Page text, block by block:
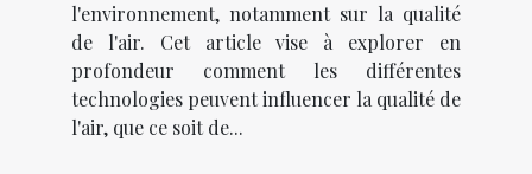
l'environnement, notamment sur la qualité
de l'air. Cet article vise à explorer en
profondeur comment les différentes
technologies peuvent influencer la qualité de
l'air, que ce soit de...